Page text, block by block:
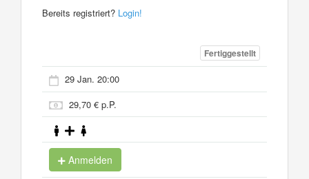
Bereits registriert? Login!
Fertiggestellt
29 Jan. 20:00
29,70 € p.P.
Anmelden